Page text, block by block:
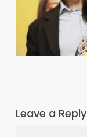
Leave a Reply